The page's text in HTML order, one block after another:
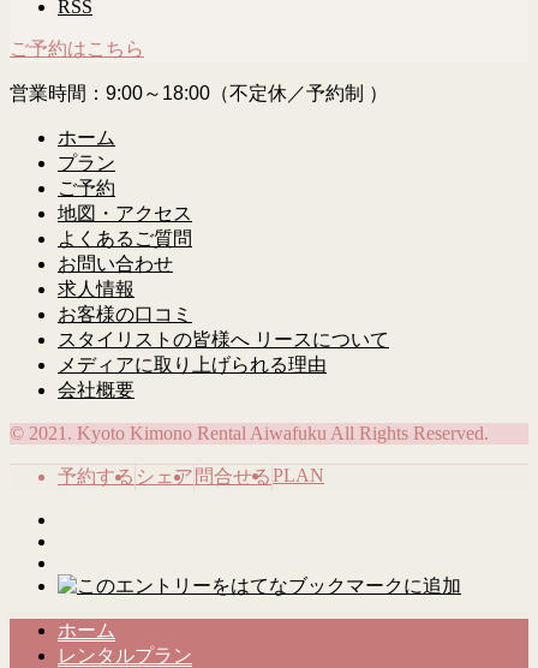
RSS
ご予約はこちら
営業時間：9:00～18:00（不定休／予約制 ）
ホーム
プラン
ご予約
地図・アクセス
よくあるご質問
お問い合わせ
求人情報
お客様の口コミ
スタイリストの皆様へ リースについて
メディアに取り上げられる理由
会社概要
© 2021. Kyoto Kimono Rental Aiwafuku All Rights Reserved.
予約する シェア 問合せるPLAN
ホーム
レンタルプラン